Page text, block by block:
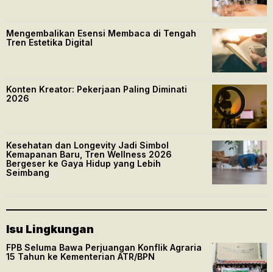
Mengembalikan Esensi Membaca di Tengah
Tren Estetika Digital
Konten Kreator: Pekerjaan Paling Diminati
2026
Kesehatan dan Longevity Jadi Simbol
Kemapanan Baru, Tren Wellness 2026
Bergeser ke Gaya Hidup yang Lebih
Seimbang
Isu Lingkungan
FPB Seluma Bawa Perjuangan Konflik Agraria
15 Tahun ke Kementerian ATR/BPN